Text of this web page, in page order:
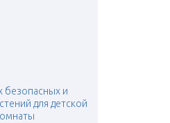
безопасных и
для детской